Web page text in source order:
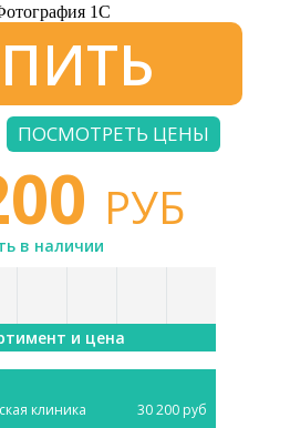
ПОСМОТРЕТЬ ЦЕНЫ
РУБ
в наличии
и цена
клиника 30 200 руб